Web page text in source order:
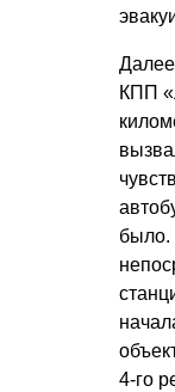
КПП
было.
4-го